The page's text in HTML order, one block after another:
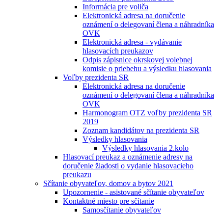
Informácia pre voliča
Elektronická adresa na doručenie
oznámení o delegovaní člena a náhradníka
OVK
Elektronická adresa - vydávanie
hlasovacích preukazov
Odpis zápisnice okrskovej volebnej
komisie o priebehu a výsledku hlasovania
Voľby prezidenta SR
Elektronická adresa na doručenie
oznámení o delegovaní člena a náhradníka
OVK
Harmonogram OTZ voľby prezidenta SR
2019
Zoznam kandidátov na prezidenta SR
Výsledky hlasovania
Výsledky hlasovania 2.kolo
Hlasovací preukaz a oznámenie adresy na
doručenie žiadosti o vydanie hlasovacieho
preukazu
Sčítanie obyvateľov, domov a bytov 2021
Upozornenie - asistované sčítanie obyvateľov
Kontaktné miesto pre sčítanie
Samosčítanie obyvateľov